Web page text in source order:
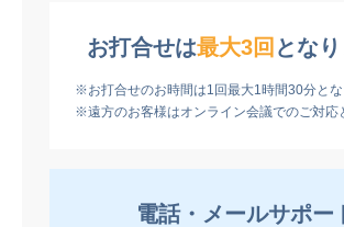
お打合せは最大3回 となり
※お打合せのお時間は1回最大1時間30分とな
※遠方のお客様はオンライン会議でのご対応
電話・メールサポー